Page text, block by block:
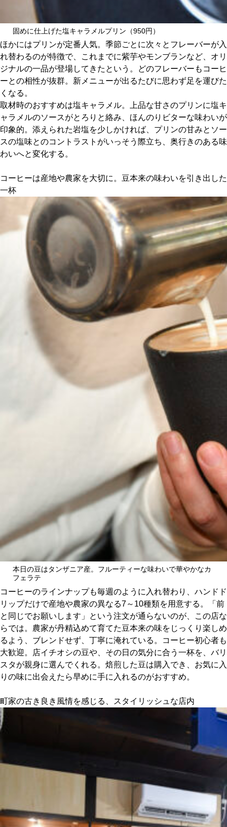
固めに仕上げた塩キャラメルプリン（950円）
ほかにはプリンが定番人気。季節ごとに次々とフレーバーが入
れ替わるのが特徴で、これまでに紫芋やモンブランなど、オリ
ジナルの一品が登場してきたという。どのフレーバーもコーヒ
ーとの相性が抜群。新メニューが出るたびに思わず足を運びた
くなる。
取材時のおすすめは塩キャラメル。上品な甘さのプリンに塩キ
ャラメルのソースがとろりと絡み、ほんのりビターな味わいが
印象的。添えられた岩塩を少しかければ、プリンの甘みとソー
スの塩味とのコントラストがいっそう際立ち、奥行きのある味
わいへと変化する。
コーヒーは産地や農家を大切に。豆本来の味わいを引き出した
一杯
本日の豆はタンザニア産。フルーティーな味わいで華やかなカ
フェラテ
コーヒーのラインナップも毎週のように入れ替わり、ハンドド
リップだけで産地や農家の異なる7～10種類を用意する。「前
と同じでお願いします」という注文が通らないのが、この店な
らでは。農家が丹精込めて育てた豆本来の味をじっくり楽しめ
るよう、ブレンドせず、丁寧に淹れている。コーヒー初心者も
大歓迎。店イチオシの豆や、その日の気分に合う一杯を、バリ
スタが親身に選んでくれる。焙煎した豆は購入でき、お気に入
りの味に出会えたら早めに手に入れるのがおすすめ。
町家の古き良き風情を感じる、スタイリッシュな店内